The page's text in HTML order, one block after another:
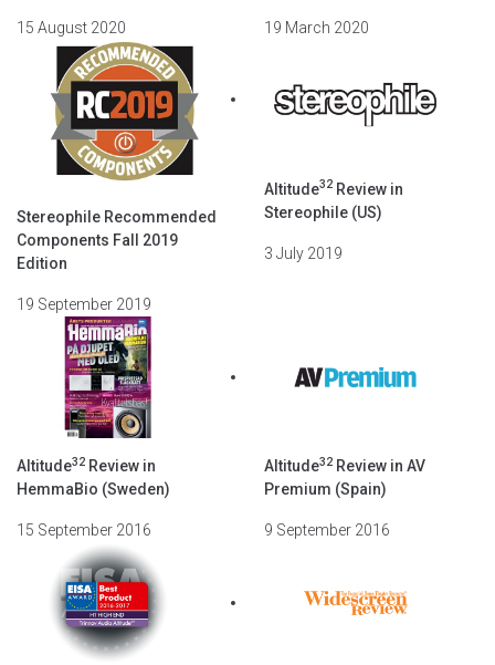
15 August 2020 19 March 2020
Stereophile Recommended
Components Fall 2019
Edition
19 September 2019
Altitude32 Review in
Stereophile (US)
3 July 2019
Altitude32 Review in
HemmaBio (Sweden)
15 September 2016
Altitude32 Review in AV
Premium (Spain)
9 September 2016